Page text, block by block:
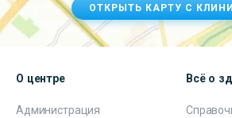
ОТКРЫТЬ КАРТУ С
О центре
Администрация
Всё о